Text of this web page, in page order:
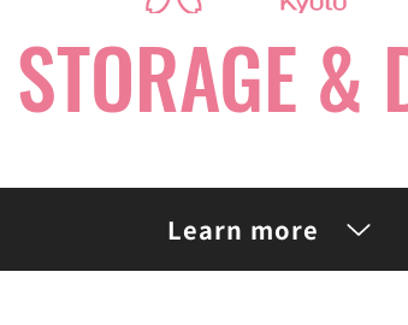
&
Learn more